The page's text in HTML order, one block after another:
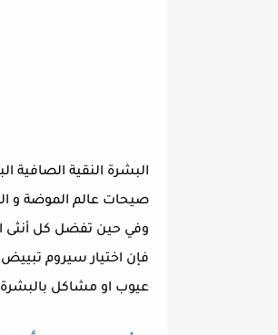
البشرة النقية الصافية
صيحات عالم الموضة و
وفي حين تفضل كل أنثى
فإن اختيار سيروم تبييض
عيوب او مشاكل